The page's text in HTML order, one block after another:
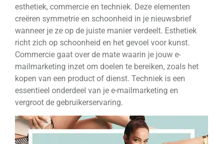
esthetiek, commercie en techniek. Deze elementen
creëren symmetrie en schoonheid in je nieuwsbrief
wanneer je ze op de juiste manier verdeelt. Esthetiek
richt zich op schoonheid en het gevoel voor kunst.
Commercie gaat over de mate waarin je jouw e-
mailmarketing inzet om doelen te bereiken, zoals het
kopen van een product of dienst. Techniek is een
essentieel onderdeel van je e-mailmarketing en
vergroot de gebruikerservaring.